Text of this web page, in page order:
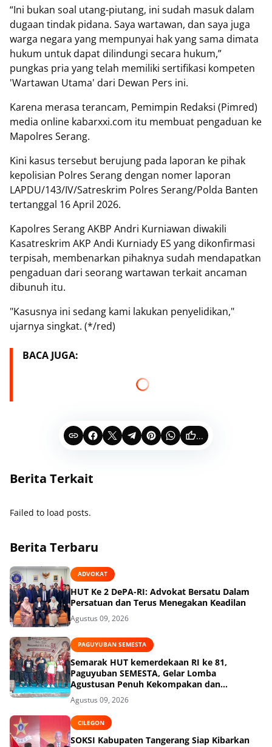
“Ini bukan soal utang-piutang, ini sudah masuk dalam
dugaan tindak pidana. Saya wartawan, dan saya juga
warga negara yang mempunyai hak yang sama dimata
hukum untuk dapat dilindungi secara hukum,”
pungkas pria yang telah memiliki sertifikasi kompeten
'Wartawan Utama' dari Dewan Pers ini.
Karena merasa terancam, Pemimpin Redaksi (Pimred)
media online kabarxxi.com itu membuat pengaduan ke
Mapolres Serang.
Kini kasus tersebut berujung pada laporan ke pihak
kepolisian Polres Serang dengan nomer laporan
LAPDU/143/IV/Satreskrim Polres Serang/Polda Banten
tertanggal 16 April 2026.
Kapolres Serang AKBP Andri Kurniawan diwakili
Kasatreskrim AKP Andi Kurniady ES yang dikonfirmasi
terpisah, membenarkan pihaknya sudah mendapatkan
pengaduan dari seorang wartawan terkait ancaman
dibunuh itu.
"Kasusnya ini sedang kami lakukan penyelidikan,"
ujarnya singkat. (*/red)
BACA JUGA:
...
Berita Terkait
Failed to load posts.
Berita Terbaru
ADVOKAT
HUT Ke 2 DePA-RI: Advokat Bersatu Dalam
Persatuan dan Terus Menegakan Keadilan
Agustus 09, 2026
PAGUYUBAN SEMESTA
Semarak HUT kemerdekaan RI ke 81,
Paguyuban SEMESTA, Gelar Lomba
Agustusan Penuh Kekompakan dan
Keceriaan
Agustus 09, 2026
CILEGON
SOKSI Kabupaten Tangerang Siap Kibarkan